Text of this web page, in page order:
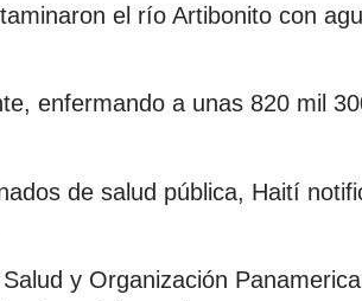
el río Artibonito con
enfermando a unas 820 mil
de salud pública, Haití
y Organización